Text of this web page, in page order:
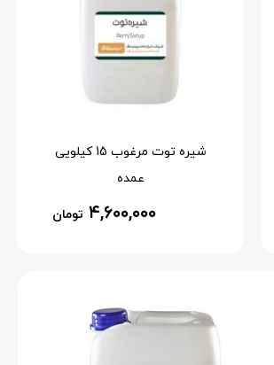
شیره توت مرغوب 15 کیلویی
عمده
۴,۶۰۰,۰۰۰ تومان